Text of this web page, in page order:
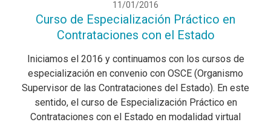
11/01/2016
Curso de Especialización Práctico en
Contrataciones con el Estado
Iniciamos el 2016 y continuamos con los cursos de
especialización en convenio con OSCE (Organismo
Supervisor de las Contrataciones del Estado). En este
sentido, el curso de Especialización Práctico en
Contrataciones con el Estado en modalidad virtual